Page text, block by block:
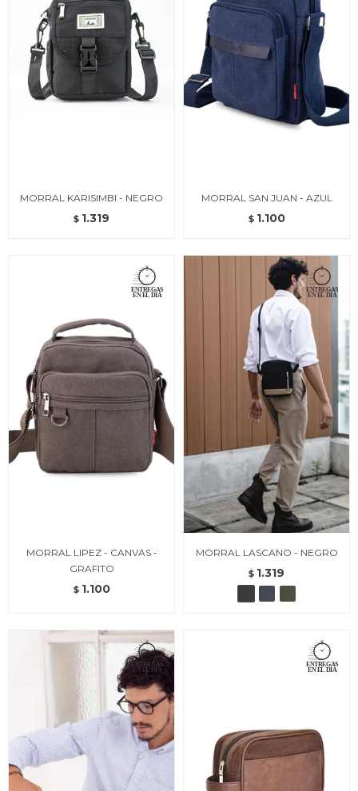
MORRAL KARISIMBI - NEGRO
$ 1.319
MORRAL SAN JUAN - AZUL
$ 1.100
MORRAL LIPEZ - CANVAS -
GRAFITO
$ 1.100
MORRAL LASCANO - NEGRO
$ 1.319